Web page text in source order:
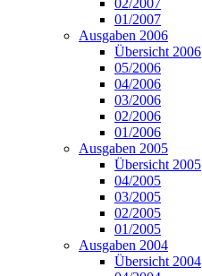
02/2007
01/2007
Ausgaben 2006
Übersicht 2006
05/2006
04/2006
03/2006
02/2006
01/2006
Ausgaben 2005
Übersicht 2005
04/2005
03/2005
02/2005
01/2005
Ausgaben 2004
Übersicht 2004